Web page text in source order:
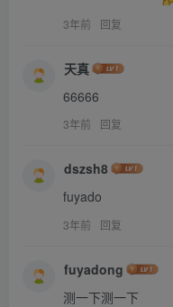
3年前 回复
天真
66666
3年前 回复
dszsh8
fuyado
3年前 回复
fuyadong
测一下测一下